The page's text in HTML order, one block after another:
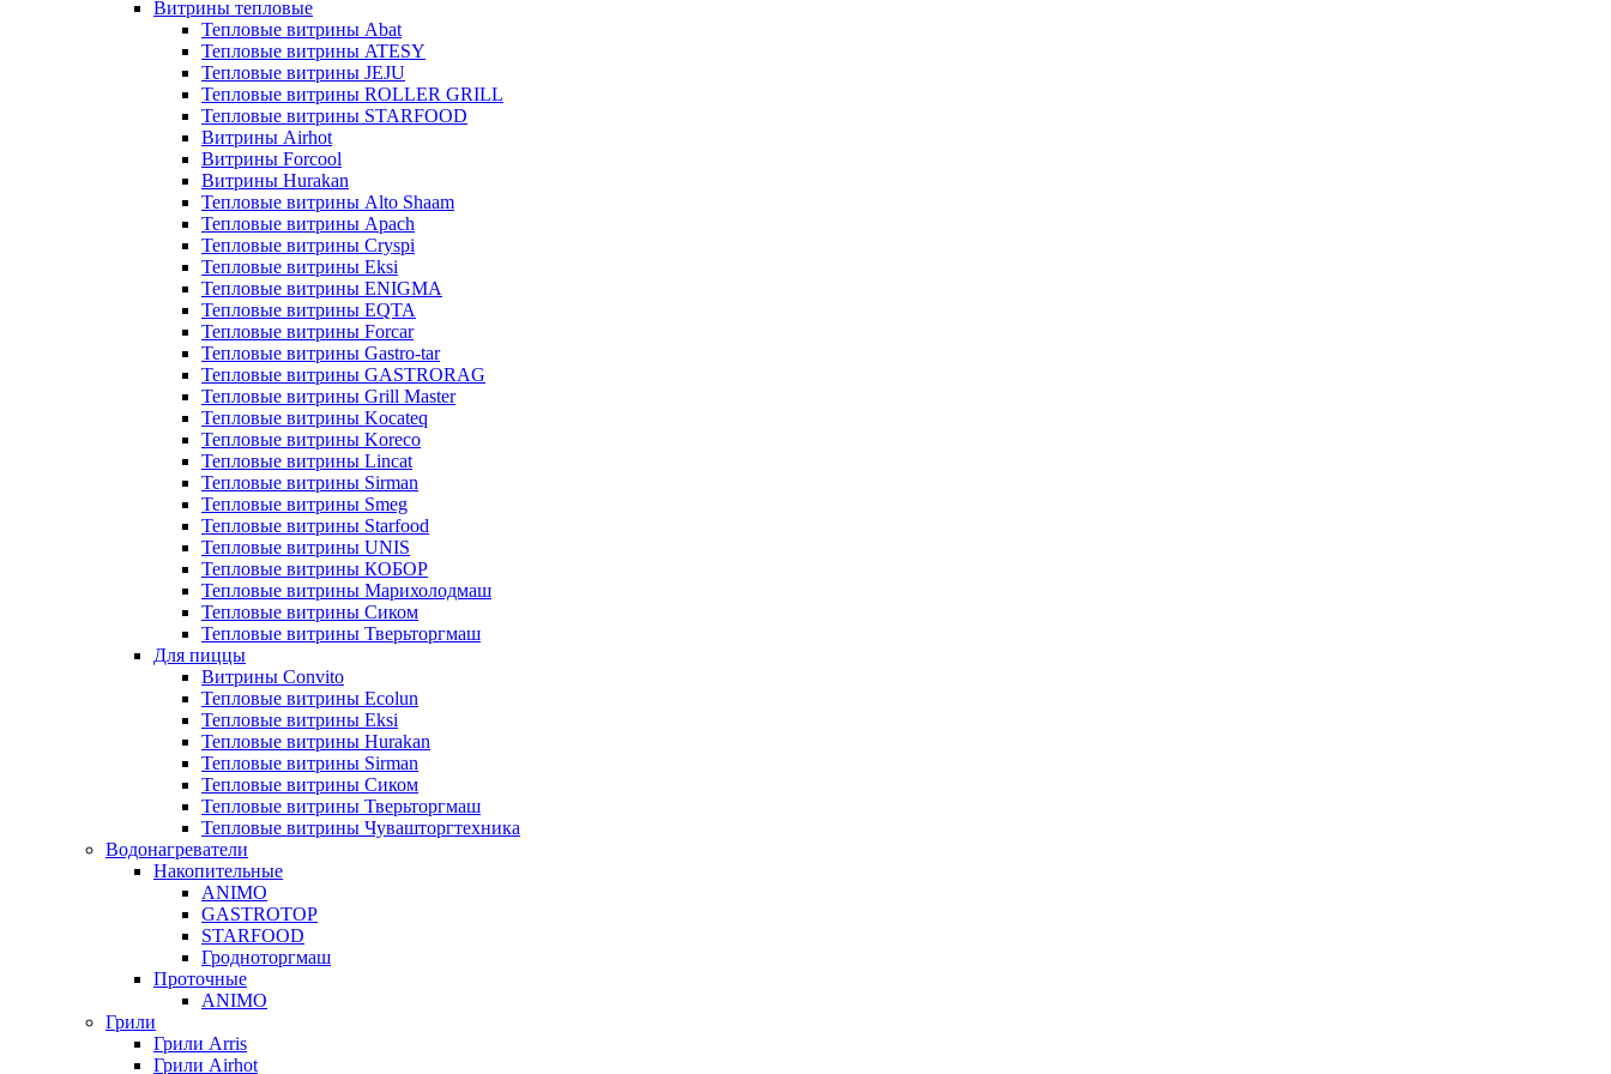
Витрины тепловые
Тепловые витрины Abat
Тепловые витрины ATESY
Тепловые витрины JEJU
Тепловые витрины ROLLER GRILL
Тепловые витрины STARFOOD
Витрины Airhot
Витрины Forcool
Витрины Hurakan
Тепловые витрины Alto Shaam
Тепловые витрины Apach
Тепловые витрины Cryspi
Тепловые витрины Eksi
Тепловые витрины ENIGMA
Тепловые витрины EQTA
Тепловые витрины Forcar
Тепловые витрины Gastro-tar
Тепловые витрины GASTRORAG
Тепловые витрины Grill Master
Тепловые витрины Kocateq
Тепловые витрины Koreco
Тепловые витрины Lincat
Тепловые витрины Sirman
Тепловые витрины Smeg
Тепловые витрины Starfood
Тепловые витрины UNIS
Тепловые витрины КОБОР
Тепловые витрины Марихолодмаш
Тепловые витрины Сиком
Тепловые витрины Тверьторгмаш
Для пиццы
Витрины Convito
Тепловые витрины Ecolun
Тепловые витрины Eksi
Тепловые витрины Hurakan
Тепловые витрины Sirman
Тепловые витрины Сиком
Тепловые витрины Тверьторгмаш
Тепловые витрины Чувашторгтехника
Водонагреватели
Накопительные
ANIMO
GASTROTOP
STARFOOD
Гродноторгмаш
Проточные
ANIMO
Грили
Грили Arris
Грили Airhot